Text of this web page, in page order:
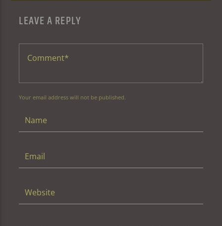
LEAVE A REPLY
Your email address will not be published.